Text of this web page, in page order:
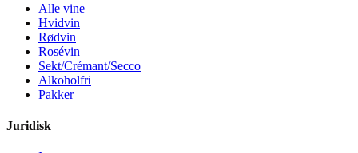
Alle vine
Hvidvin
Rødvin
Rosévin
Sekt/Crémant/Secco
Alkoholfri
Pakker
Juridisk